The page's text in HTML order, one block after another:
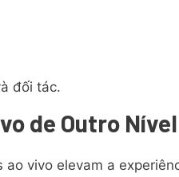
đối tác.
de Outro Nível
vivo elevam a